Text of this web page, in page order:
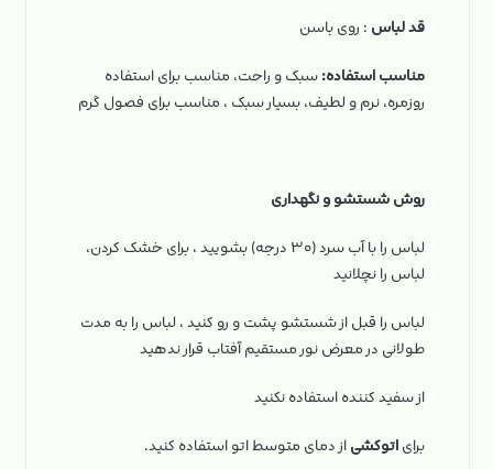
قد لباس : روی باسن
مناسب استفاده:سبک و راحت، مناسب برای استفاده
روزمره، نرم و لطیف، بسیار سبک ، مناسب برای فصول گرم
روش شستشو و نگهداری
لباس را با آب سرد (۳۰ درجه) بشویید ، برای خشک کردن،
لباس را نچلانید
لباس را قبل از شستشو پشت و رو کنید ، لباس را به مدت
طولانی در معرض نور مستقیم آفتاب قرار ندهید
از سفید کننده استفاده نکنید
برایاتوکشیاز دمای متوسط اتو استفاده کنید.